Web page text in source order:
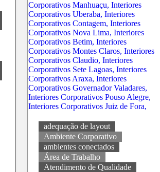
adequação de layout
Ambiente Corporativo
ambientes conectados
Área de Trabalho
Atendimento de Qualidade